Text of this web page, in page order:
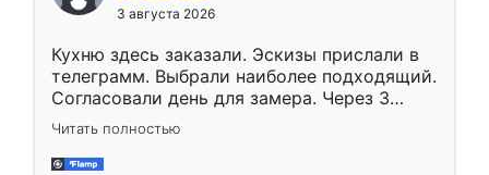
3 августа 2026
Кухню здесь заказали. Эскизы прислали в
телеграмм. Выбрали наиболее подходящий.
Согласовали день для замера. Через 3
недели кухня была уже готова. Остались
довольны работой. Спасибо Ренессанс
мебель за качественную работу!
Читать полностью